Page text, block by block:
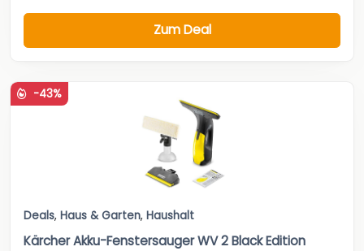
Zum Deal
-43%
Deals, Haus & Garten, Haushalt
Kärcher Akku-Fenstersauger WV 2 Black Edition